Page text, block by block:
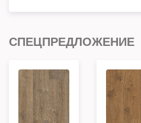
СПЕЦПРЕДЛОЖЕНИЕ